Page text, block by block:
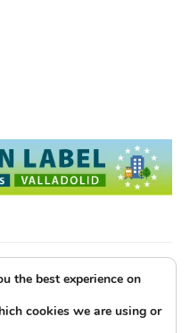
Cookies
the best experience on
cookies we are using or